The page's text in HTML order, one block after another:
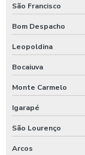
Moedeiro para
Pastilha de cloro
Polímero catiônico
Posto com aspirador
Posto com
São Francisco
Bom Despacho
Leopoldina
Bocaiuva
Monte Carmelo
Igarapé
São Lourenço
Arcos